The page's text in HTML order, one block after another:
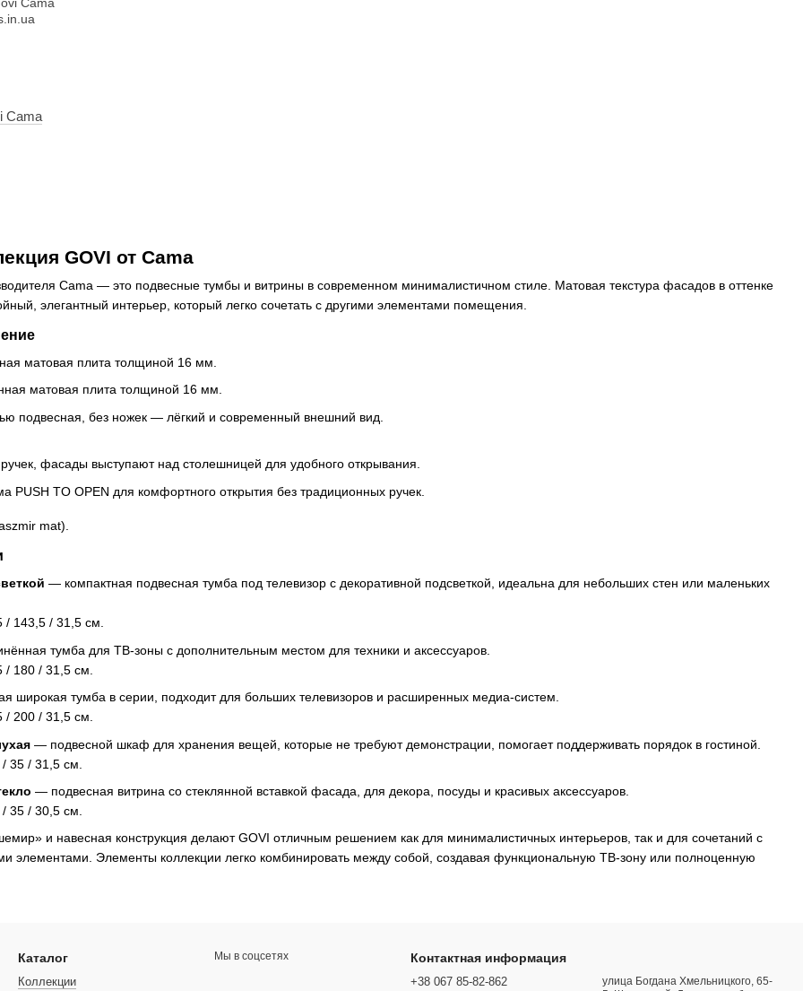
GOVI от Cama
Cama — это подвесные тумбы и витрины в современном минималистичном стиле. Матовая текстура фасадов в оттенке
элегантный интерьер, который легко сочетать с другими элементами помещения.
матовая плита толщиной 16 мм.
матовая плита толщиной 16 мм.
подвесная, без ножек — лёгкий и современный внешний вид.
фасады выступают над столешницей для удобного открывания.
PUSH TO OPEN для комфортного открытия без традиционных ручек.
mat).
— компактная подвесная тумба под телевизор с декоративной подсветкой, идеальна для небольших стен или маленьких
143,5 / 31,5 см.
тумба для ТВ-зоны с дополнительным местом для техники и аксессуаров.
180 / 31,5 см.
широкая тумба в серии, подходит для больших телевизоров и расширенных медиа-систем.
200 / 31,5 см.
— подвесной шкаф для хранения вещей, которые не требуют демонстрации, помогает поддерживать порядок в гостиной.
35 / 31,5 см.
— подвесная витрина со стеклянной вставкой фасада, для декора, посуды и красивых аксессуаров.
35 / 30,5 см.
и навесная конструкция делают GOVI отличным решением как для минималистичных интерьеров, так и для сочетаний с
элементами. Элементы коллекции легко комбинировать между собой, создавая функциональную ТВ-зону или полноценную
​​Cama
Каталог
Коллекции
Мы в соцсетях Контактная информация
+38 067 85-82-862
улица Богдана Хмельницкого, 65-